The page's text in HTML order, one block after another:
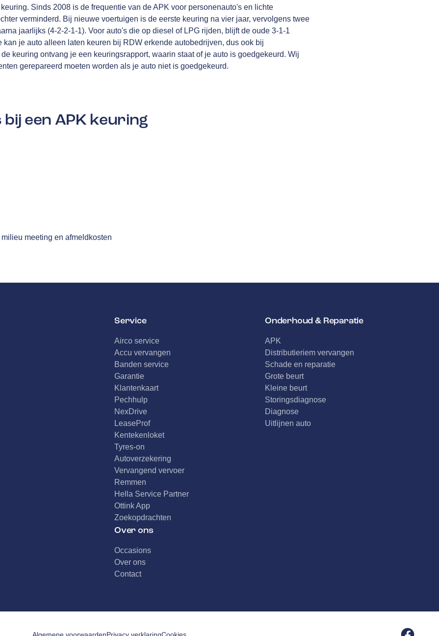
Sinds 2008 is de frequentie van de APK voor personenauto's en lichte
verminderd. Bij nieuwe voertuigen is de eerste keuring na vier jaar, vervolgens twee
jaarlijks (4-2-2-1-1). Voor auto's die op diesel of LPG rijden, blijft de oude 3-1-1
kan je auto alleen laten keuren bij RDW erkende autobedrijven, dus ook bij
keuring ontvang je een keuringsrapport, waarin staat of je auto is goedgekeurd. Wij
gerepareerd moeten worden als je auto niet is goedgekeurd.
een APK keuring
meeting en afmeldkosten
Service
Airco service
Accu vervangen
Banden service
Garantie
Klantenkaart
Pechhulp
NexDrive
LeaseProf
Kentekenloket
Tyres-on
Autoverzekering
Vervangend vervoer
Remmen
Hella Service Partner
Ottink App
Zoekopdrachten
Onderhoud & Reparatie
APK
Distributieriem vervangen
Schade en reparatie
Grote beurt
Kleine beurt
Storingsdiagnose
Diagnose
Uitlijnen auto
Over ons
Occasions
Over ons
Contact
Algemene voorwaardenPrivacy verklaringCookies